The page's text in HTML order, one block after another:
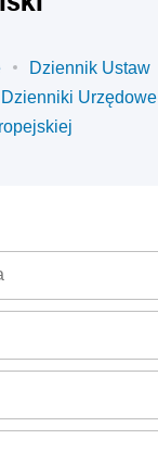
Dziennik Ustaw
Dzienniki Urzędowe